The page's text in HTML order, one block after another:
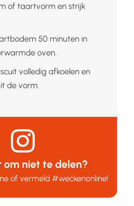
of taartvorm en strijk
50 minuten in
oven.
volledig afkoelen en
de vorm.
om niet te delen?
of vermeld#weckenonline!